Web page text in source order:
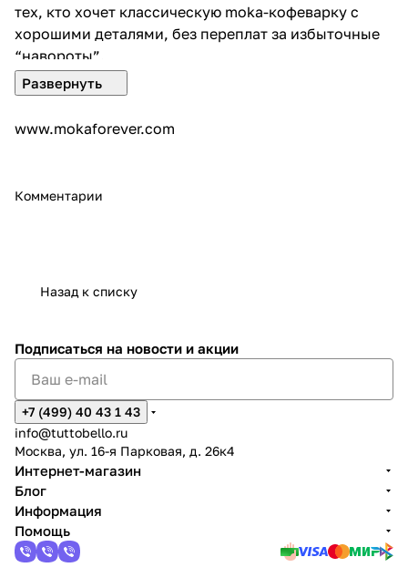
тех, кто хочет классическую moka-кофеварку с
хорошими деталями, без переплат за избыточные
“навороты”.
ручки, герметики, формы, устойчивость к
Ассортимент, выходящий за пределы кофеварок —
функциональность.
www.mokaforever.com
Комментарии
Назад к списку
Подписаться на новости и акции
+7 (499) 40 43 1 43
info@tuttobello.ru
Москва, ул. 16-я Парковая, д. 26к4
Интернет-магазин
Блог
Информация
Помощь